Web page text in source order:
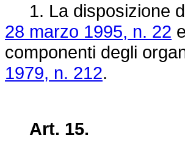
1. La disposizione
28 marzo 1995, n. 22
componenti degli
1979, n. 212.
Art. 15.